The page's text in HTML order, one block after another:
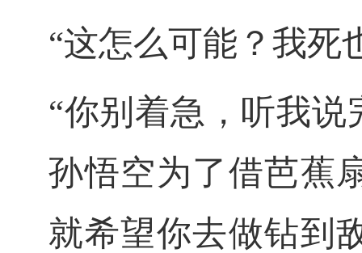
“这怎么可能？我死
“你别着急，听我
孙悟空为了借芭蕉
就希望你去做钻到